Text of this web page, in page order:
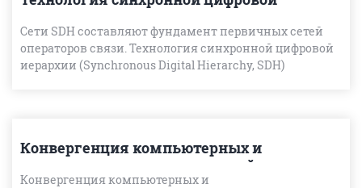
Сети SDH составляют фундамент первичных сетей
операторов связи. Технология синхронной цифровой
иерархии (Synchronous Digital Hierarchy, SDH)
Конвергенция компьютерных и
телекоммуникационных сетей
Конвергенция компьютерных и